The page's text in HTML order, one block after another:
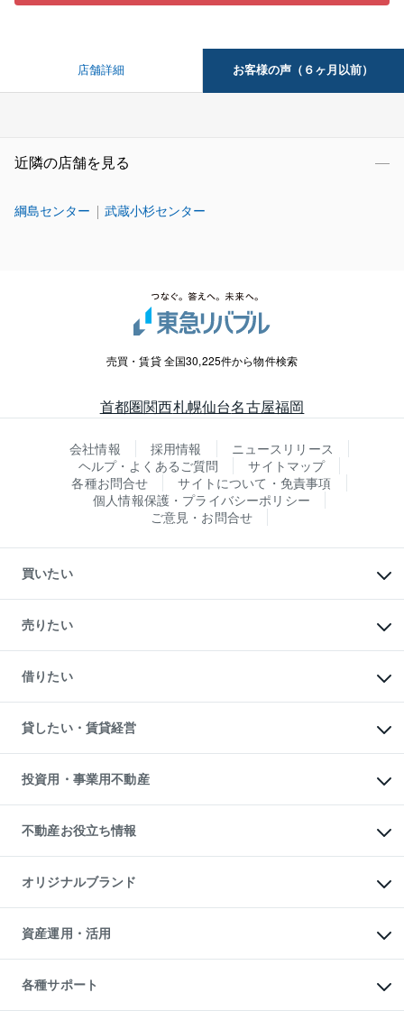
店舗詳細 お客様の声（６ヶ月以前）
近隣の店舗を見る
綱島センター 武蔵小杉センター
売買・賃貸 全国30,225件から物件検索
首都圏関西札幌仙台名古屋福岡
会社情報 採用情報
ニュースリリース
ヘルプ・よくあるご質問
サイトマップ
各種お問合せ
サイトについて・免責事項
個人情報保護・プライバシーポリシー
ご意見・お問合せ
買いたい
新築・分譲マンションの購入
中古マンションの購入
一戸建ての購入
中古一戸建ての購入
不動産購入の流れ
注目キーワード物件特集
購入ガイド
English 繁体中文簡体中文
売りたい
一戸建ての売却・査定
土地の売却・査定
スピードAI査定
不動産査定について
不動産売却の流れ
不動産買換えの流れ
売却ガイド
借りたい
オフィス・店舗の賃貸
借りるときの流れ
借りるガイド
貸したい・賃貸経営
マンション賃料データ
賃貸管理プラン
リロケーションについて
貸すガイド
投資用・事業用不動産
事業用不動産
マンション投資
投資用マンション
アパート経営
収益物件
ビル購入（ビル一棟）
投資用不動産の売却査定
事業用不動産の売却査定
不動産お役立ち情報
マンションライブラリー
人気マンションランキング
暮らしに役立つ不動産メディア
不動産相場・不動産価格情報
不動産コラム・ニュース
不動産用語集
不動産なんでもネット相談室
住まいの税金
オリジナルブランド
一棟リノベーションマンション
L`GENTE（ルジェンテ）
区分リノベーションマンション
投資用一棟レジデンスWELL
資産運用・活用
不動産M&A
アセットマネジメント・出資
各種サポート